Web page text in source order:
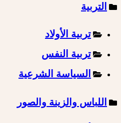
التربية
تربية الأولاد
تربية النفس
السياسة الشرعية
اللباس والزينة والصور